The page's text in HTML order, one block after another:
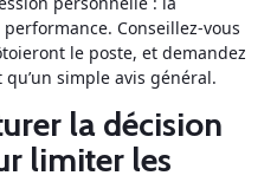
Conseillez-vous
le poste, et demandez
simple avis général.
la décision
limiter les